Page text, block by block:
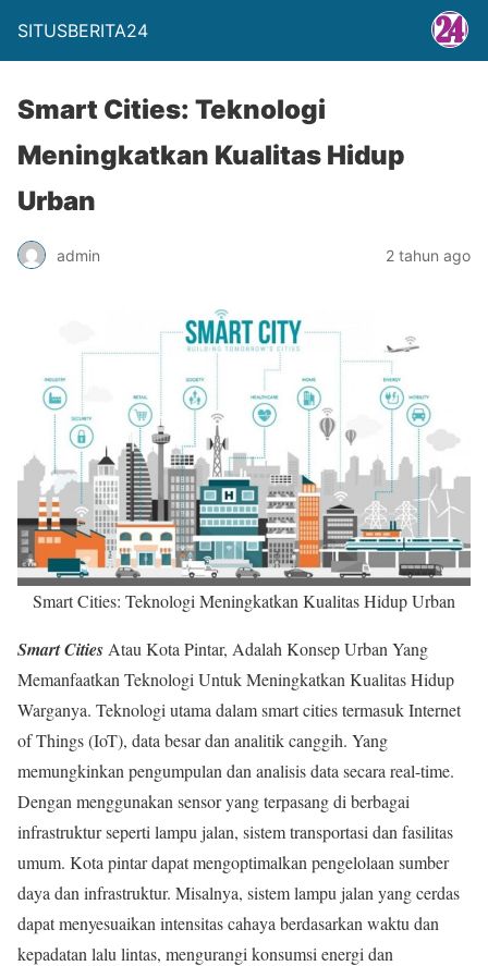
SITUSBERITA24
Smart Cities: Teknologi
Meningkatkan Kualitas Hidup
Urban
admin 2 tahun ago
Smart Cities: Teknologi Meningkatkan Kualitas Hidup Urban
Smart Cities Atau Kota Pintar, Adalah Konsep Urban Yang
Memanfaatkan Teknologi Untuk Meningkatkan Kualitas Hidup
Warganya. Teknologi utama dalam smart cities termasuk Internet
of Things (IoT), data besar dan analitik canggih. Yang
memungkinkan pengumpulan dan analisis data secara real-time.
Dengan menggunakan sensor yang terpasang di berbagai
infrastruktur seperti lampu jalan, sistem transportasi dan fasilitas
umum. Kota pintar dapat mengoptimalkan pengelolaan sumber
daya dan infrastruktur. Misalnya, sistem lampu jalan yang cerdas
dapat menyesuaikan intensitas cahaya berdasarkan waktu dan
kepadatan lalu lintas, mengurangi konsumsi energi dan